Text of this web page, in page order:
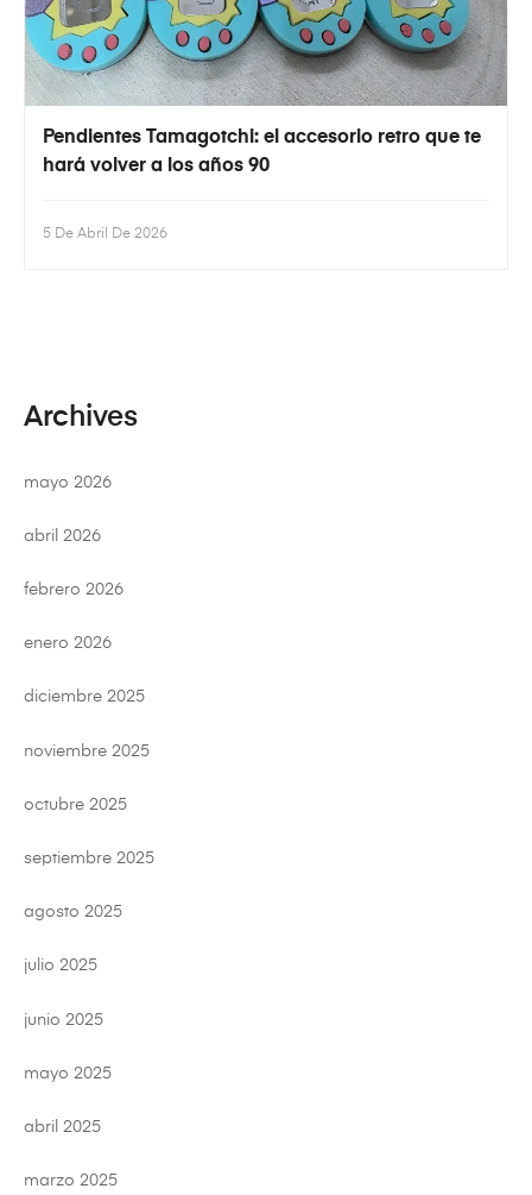
Pendientes Tamagotchi: el accesorio retro que te
hará volver a los años 90
5 De Abril De 2026
Archives
mayo 2026
abril 2026
febrero 2026
enero 2026
diciembre 2025
noviembre 2025
octubre 2025
septiembre 2025
agosto 2025
julio 2025
junio 2025
mayo 2025
abril 2025
marzo 2025